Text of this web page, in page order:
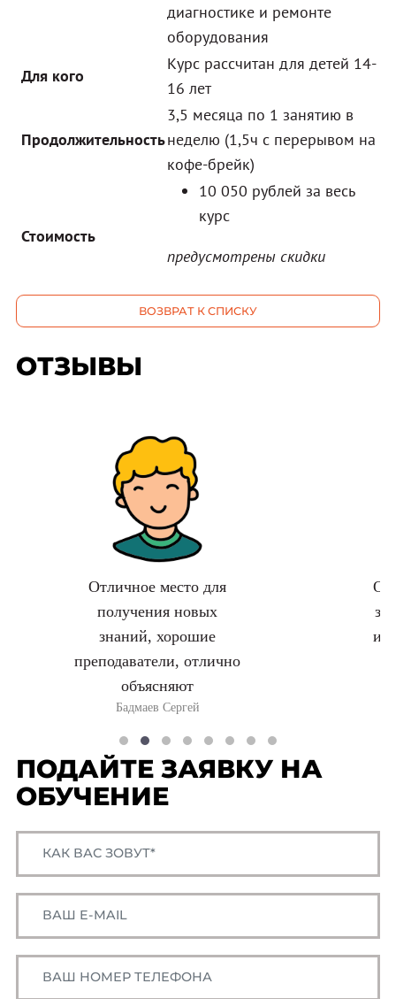
диагностике и ремонте
оборудования
Для кого
Курс рассчитан для детей 14-
16 лет
Продолжительность
3,5 месяца по 1 занятию в
неделю (1,5ч с перерывом на
кофе-брейк)
Стоимость
10 050 рублей за весь
курс
предусмотрены скидки
ВОЗВРАТ К СПИСКУ
ОТЗЫВЫ
Отличное место для
получения новых
знаний, хорошие
преподаватели, отлично
объясняют
Бадмаев Сергей
ПОДАЙТЕ ЗАЯВКУ НА
ОБУЧЕНИЕ